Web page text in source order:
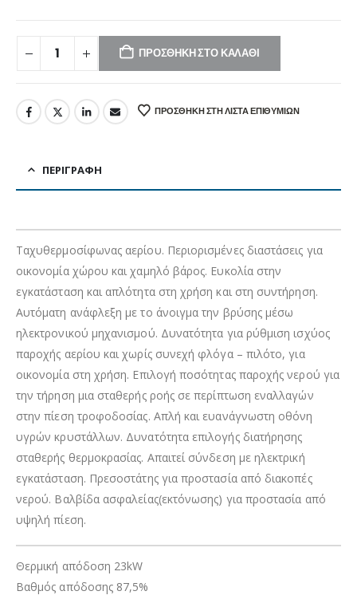
ΠΡΟΣΘΉΚΗ ΣΤΟ ΚΑΛΆΘΙ
ΠΡΟΣΘΉΚΗ ΣΤΗ ΛΊΣΤΑ ΕΠΙΘΥΜΙΏΝ
ΠΕΡΙΓΡΑΦΉ
Ταχυθερμοσίφωνας αερίου. Περιορισμένες διαστάσεις για
οικονομία χώρου και χαμηλό βάρος. Ευκολία στην
εγκατάσταση και απλότητα στη χρήση και στη συντήρηση.
Αυτόματη ανάφλεξη με το άνοιγμα την βρύσης μέσω
ηλεκτρονικού μηχανισμού. Δυνατότητα για ρύθμιση ισχύος
παροχής αερίου και χωρίς συνεχή φλόγα – πιλότο, για
οικονομία στη χρήση. Επιλογή ποσότητας παροχής νερού για
την τήρηση μια σταθερής ροής σε περίπτωση εναλλαγών
στην πίεση τροφοδοσίας. Απλή και ευανάγνωστη οθόνη
υγρών κρυστάλλων. Δυνατότητα επιλογής διατήρησης
σταθερής θερμοκρασίας. Απαιτεί σύνδεση με ηλεκτρική
εγκατάσταση. Πρεσοστάτης για προστασία από διακοπές
νερού. Βαλβίδα ασφαλείας(εκτόνωσης) για προστασία από
υψηλή πίεση.
Θερμική απόδοση 23kW
Βαθμός απόδοσης 87,5%